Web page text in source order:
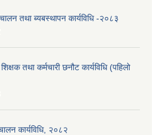
तथा ब्यबस्थापन कार्यविधि -२०८३
तथा कर्मचारी छनौट कार्यविधि (पहिलो
कार्यविधि, २०८२